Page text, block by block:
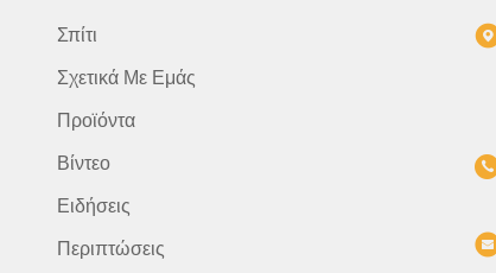
Σπίτι
Σχετικά Με Εμάς
Προϊόντα
Βίντεο
Ειδήσεις
Περιπτώσεις